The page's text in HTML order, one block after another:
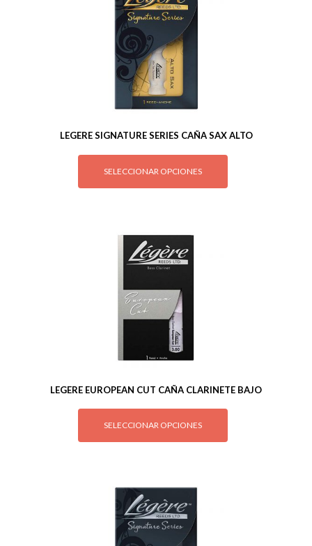
LEGERE SIGNATURE SERIES CAÑA SAX ALTO
SELECCIONAR OPCIONES
LEGERE EUROPEAN CUT CAÑA CLARINETE BAJO
SELECCIONAR OPCIONES